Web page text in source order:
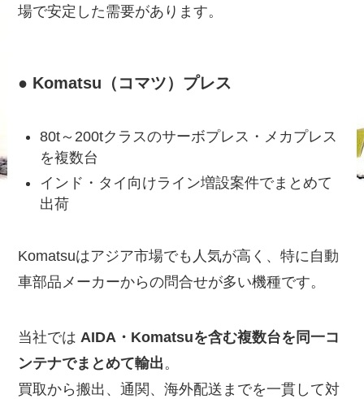
場で安定した需要があります。
● Komatsu（コマツ）プレス
80t～200tクラスのサーボプレス・メカプレス
を複数台
インド・タイ向けライン増設案件でまとめて
出荷
Komatsuはアジア市場でも人気が高く、特に自動
車部品メーカーからの問合せが多い機種です。
当社ではAIDA・Komatsuを含む複数台を同一コ
ンテナでまとめて輸出。
買取から搬出、通関、海外配送までを一貫して対